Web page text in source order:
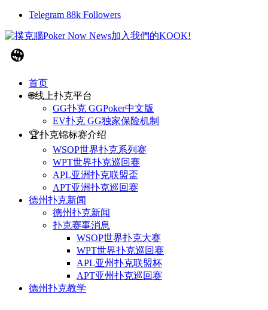
Telegram 88k Followers
首页
🌐线上扑克平台
GG扑克 GGPoker中文版
EV扑克 GG独家保险机制
🏆扑克锦标赛介绍
WSOP世界扑克系列赛
WPT世界扑克巡回赛
APL亚洲扑克联盟盃
APT亚洲扑克巡回赛
德州扑克新闻
德州扑克新闻
扑克赛事消息
WSOP世界扑克大赛
WPT世界扑克巡回赛
APL亚州扑克联盟杯
APT亚州扑克巡回赛
德州扑克教学